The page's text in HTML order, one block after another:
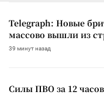
Telegraph: Новые
массово вышли из
39 минут назад
Силы ПВО за 12